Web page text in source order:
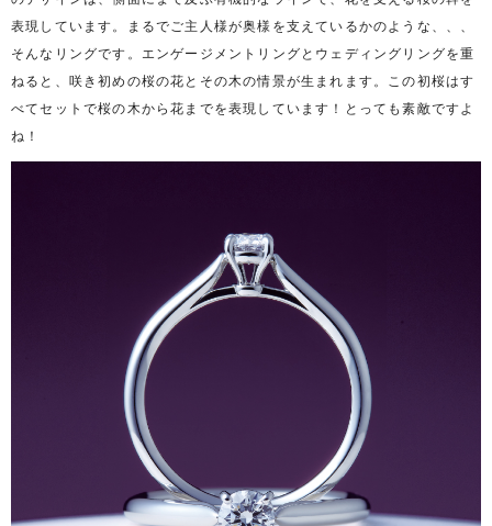
表現しています。まるでご主人様が奥様を支えているかのような、、、
そんなリングです。エンゲージメントリングとウェディングリングを重
ねると、咲き初めの桜の花とその木の情景が生まれます。この初桜はす
べてセットで桜の木から花までを表現しています！とっても素敵ですよ
ね！